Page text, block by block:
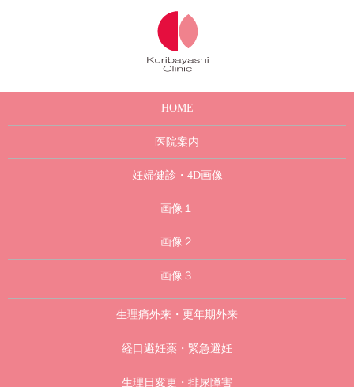
HOME
医院案内
妊婦健診・4D画像
画像１
画像２
画像３
生理痛外来・更年期外来
経口避妊薬・緊急避妊
生理日変更・排尿障害